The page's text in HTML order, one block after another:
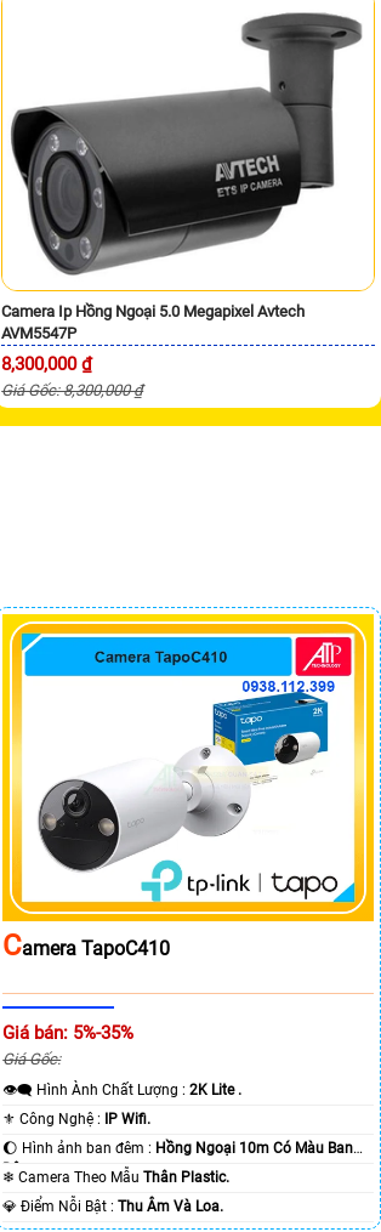
Camera Ip Hồng Ngoại 5.0 Megapixel Avtech
AVM5547P
8,300,000 ₫
Giá Gốc: 8,300,000 ₫
CAmera TapoC410
Giá bán: 5%-35%
Giá Gốc:
👁️‍🗨 Hình Ành Chất Lượng :2K Lite .
⚜️ Công Nghệ :
IP Wifi.
🌔 Hình ảnh ban đêm : Hồng Ngoại 10m Có Màu Ban
Ðêm.❄ Camera Theo MẫuThân Plastic.
️💎 Điểm Nỗi Bật :Thu Âm Và Loa.